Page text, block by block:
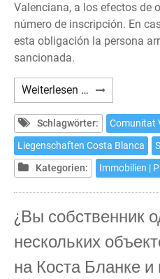
Valenciana, a los efectos de
número de inscripción. En
esta obligación la persona
sancionada.
Weiterlesen … ¿Tiene
previsto
alquilar
con
fines
turísticos
vacacionales
o
varias
en
Schlagwörter: Comunitat
Liegenschaften Costa Blanca
Kategorien:
Immobilien |
¿Вы собственник
нескольких
на Коста Бланке и